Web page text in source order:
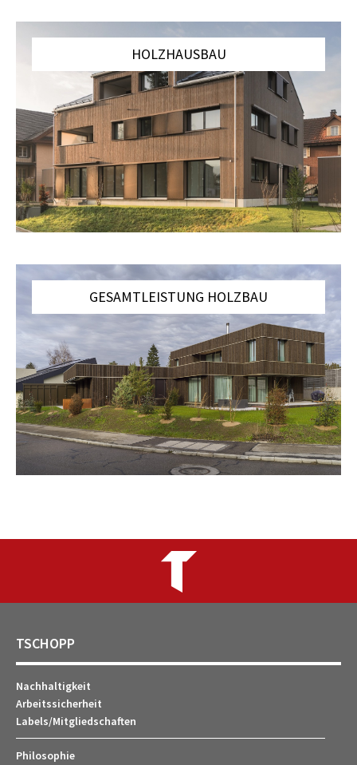
HOLZHAUSBAU
GESAMTLEISTUNG HOLZBAU
TSCHOPP
Nachhaltigkeit
Arbeitssicherheit
Labels/Mitgliedschaften
Philosophie